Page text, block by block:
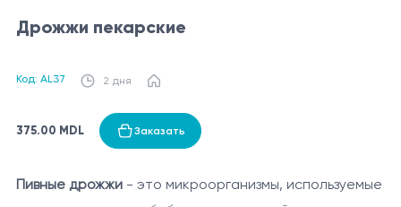
Дрожжи пекарские
Код: AL37 2 дня
375.00 MDL Заказать
Пивные дрожжи- это микроорганизмы, используемые